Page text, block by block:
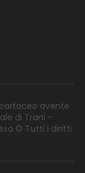
avente
di Trani -
© Tutti i diritti